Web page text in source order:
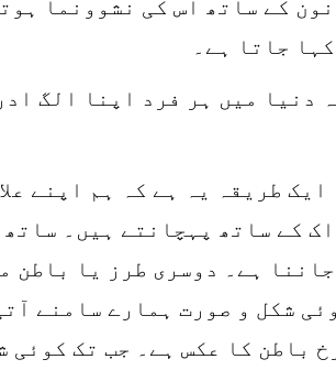
کے ساتھ اس کی نشوونما
جاتا ہے۔
دنیا میں ہر فرد اپنا الگ
طریقہ یہ ہے کہ ہم اپنے
کے ساتھ پہچانتے ہیں۔
ہے۔ دوسری طرز یا
شکل و صورت ہمارے سامنے
باطن کا عکس ہے۔ جب تک